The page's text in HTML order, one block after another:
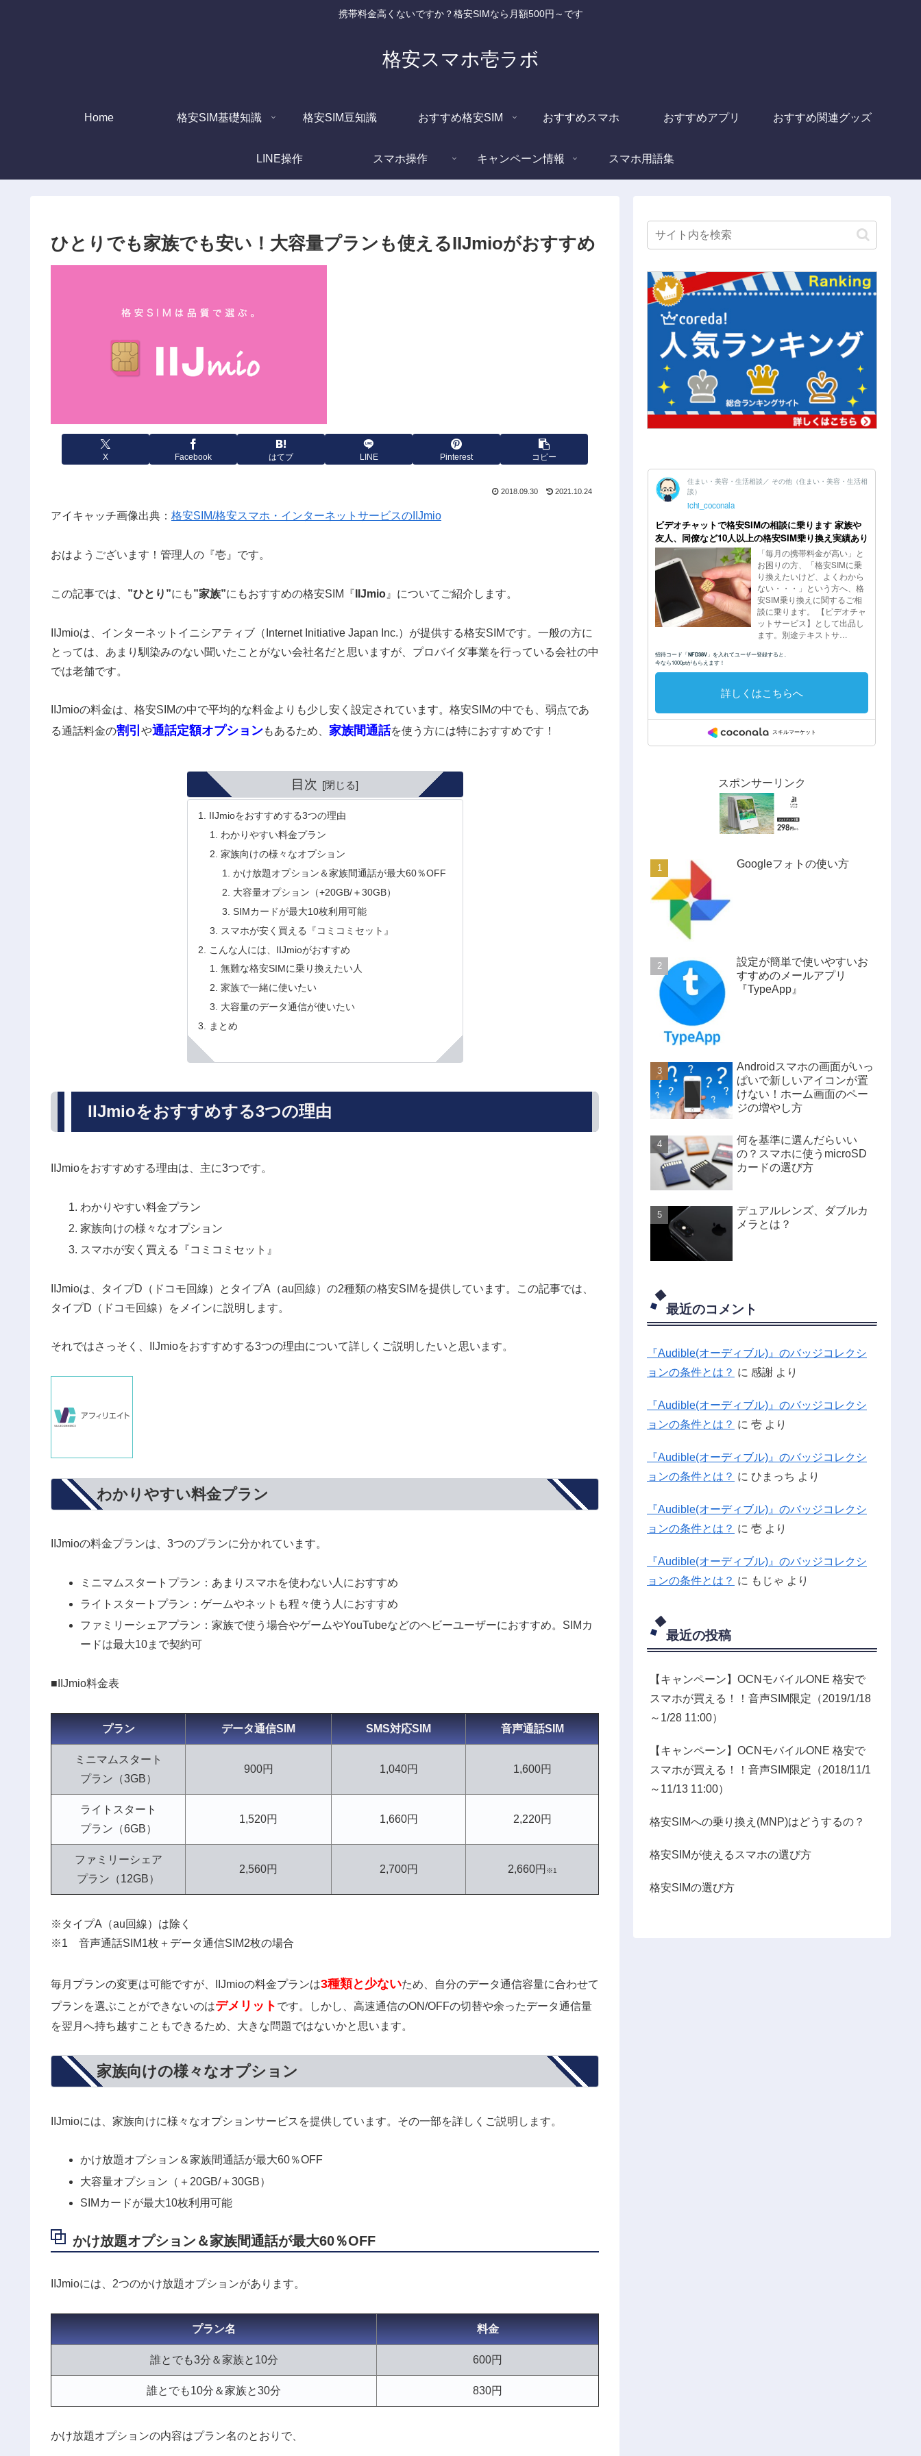
携帯料金高くないですか？格安SIMなら月額500円～です
格安スマホ壱ラボ
Home 格安SIM基礎知識 格安SIM豆知識 おすすめ格安SIM おすすめスマホ おすすめアプリ おすすめ関連グッズ
LINE操作 スマホ操作 キャンペーン情報 スマホ用語集
ひとりでも家族でも安い！大容量プランも使えるIIJmioがおすすめ
X Facebook はてブ LINE Pinterest コピー
2018.09.30 2021.10.24
アイキャッチ画像出典： 格安SIM/格安スマホ・インターネットサービスのIIJmio
おはようございます！管理人の『壱』です。
この記事では、 ”ひとり”にも”家族”にもおすすめの格安SIM『 IIJmio 』についてご紹介します。
IIJmioは、インターネットイニシアティブ（Internet Initiative Japan Inc.）が提供する格安SIMです。一般の方に
とっては、あまり馴染みのない聞いたことがない会社名だと思いますが、プロバイダ事業を行っている会社の中
では老舗です。
IIJmioの料金は、格安SIMの中で平均的な料金よりも少し安く設定されています。格安SIMの中でも、弱点であ
る通話料金の割引 や通話定額オプションもあるため、 家族間通話を使う方には特におすすめです！
目次
IIJmioをおすすめする3つの理由
わかりやすい料金プラン
家族向けの様々なオプション
かけ放題オプション＆家族間通話が最大60％OFF
大容量オプション（+20GB/＋30GB）
SIMカードが最大10枚利用可能
スマホが安く買える『コミコミセット』
こんな人には、IIJmioがおすすめ
無難な格安SIMに乗り換えたい人
家族で一緒に使いたい
大容量のデータ通信が使いたい
まとめ
IIJmioをおすすめする3つの理由
IIJmioをおすすめする理由は、主に3つです。
わかりやすい料金プラン
家族向けの様々なオプション
スマホが安く買える『コミコミセット』
IIJmioは、タイプD（ドコモ回線）とタイプA（au回線）の2種類の格安SIMを提供しています。この記事では、
タイプD（ドコモ回線）をメインに説明します。
それではさっそく、IIJmioをおすすめする3つの理由について詳しくご説明したいと思います。
わかりやすい料金プラン
IIJmioの料金プランは、3つのプランに分かれています。
ミニマムスタートプラン：あまりスマホを使わない人におすすめ
ライトスタートプラン：ゲームやネットも程々使う人におすすめ
ファミリーシェアプラン：家族で使う場合やゲームやYouTubeなどのヘビーユーザーにおすすめ。SIMカ
ードは最大10まで契約可
■IIJmio料金表
プラン データ通信SIM SMS対応SIM 音声通話SIM
ミニマムスタート
プラン（3GB）
900円 1,040円 1,600円
ライトスタート
プラン（6GB）
1,520円 1,660円 2,220円
ファミリーシェア
プラン（12GB）
2,560円 2,700円 2,660円 ※1
※タイプA（au回線）は除く
※1 音声通話SIM1枚＋データ通信SIM2枚の場合
毎月プランの変更は可能ですが、IIJmioの料金プランは3種類と少ないため、自分のデータ通信容量に合わせて
プランを選ぶことができないのはデメリット です。しかし、高速通信のON/OFFの切替や余ったデータ通信量
を翌月へ持ち越すこともできるため、大きな問題ではないかと思います。
家族向けの様々なオプション
IIJmioには、家族向けに様々なオプションサービスを提供しています。その一部を詳しくご説明します。
かけ放題オプション＆家族間通話が最大60％OFF
大容量オプション（＋20GB/＋30GB）
SIMカードが最大10枚利用可能
かけ放題オプション＆家族間通話が最大60％OFF
IIJmioには、2つのかけ放題オプションがあります。
プラン名 料金
誰とでも3分＆家族と10分 600円
誰とでも10分＆家族と30分 830円
かけ放題オプションの内容はプラン名のとおりで、
スポンサーリンク
Googleフォトの使い方
設定が簡単で使いやすいお
すすめのメールアプリ
『TypeApp』
Androidスマホの画面がいっ
ぱいで新しいアイコンが置
けない！ホーム画面のペー
ジの増やし方
何を基準に選んだらいい
の？スマホに使うmicroSD
カードの選び方
デュアルレンズ、ダブルカ
メラとは？
最近のコメント
『Audible(オーディブル)』のバッジコレクシ
ョンの条件とは？ に 感謝 より
『Audible(オーディブル)』のバッジコレクシ
ョンの条件とは？ に 壱 より
『Audible(オーディブル)』のバッジコレクシ
ョンの条件とは？ に ひまっち より
『Audible(オーディブル)』のバッジコレクシ
ョンの条件とは？ に 壱 より
『Audible(オーディブル)』のバッジコレクシ
ョンの条件とは？ に もじゃ より
最近の投稿
【キャンペーン】OCNモバイルONE 格安で
スマホが買える！！音声SIM限定（2019/1/18
～1/28 11:00）
【キャンペーン】OCNモバイルONE 格安で
スマホが買える！！音声SIM限定（2018/11/1
～11/13 11:00）
格安SIMへの乗り換え(MNP)はどうするの？
格安SIMが使えるスマホの選び方
格安SIMの選び方